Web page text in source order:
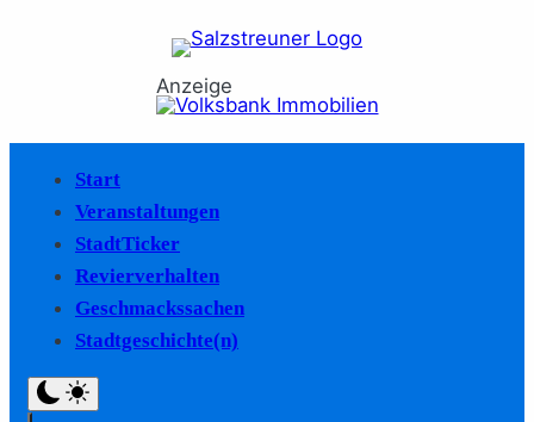
Anzeige
Start
Veranstaltungen
StadtTicker
Revierverhalten
Geschmackssachen
Stadtgeschichte(n)